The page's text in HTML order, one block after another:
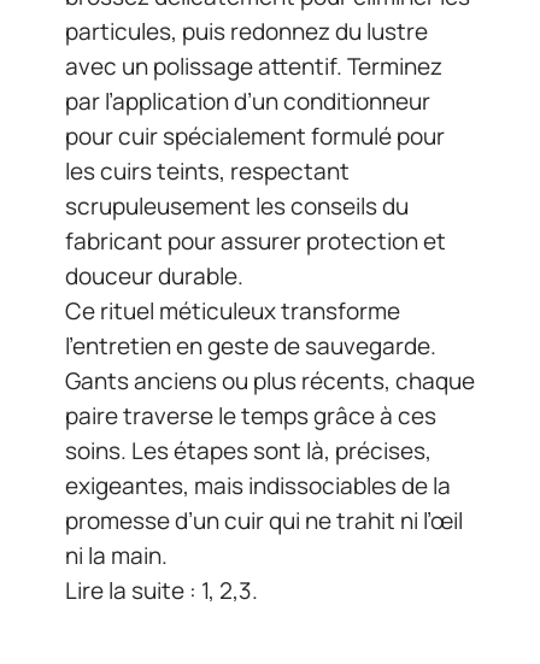
particules, puis redonnez du lustre
avec un polissage attentif. Terminez
par l’application d’un conditionneur
pour cuir spécialement formulé pour
les cuirs teints, respectant
scrupuleusement les conseils du
fabricant pour assurer protection et
douceur durable.
Ce rituel méticuleux transforme
l’entretien en geste de sauvegarde.
Gants anciens ou plus récents, chaque
paire traverse le temps grâce à ces
soins. Les étapes sont là, précises,
exigeantes, mais indissociables de la
promesse d’un cuir qui ne trahit ni l’œil
ni la main.
Lire la suite : 1, 2,3.